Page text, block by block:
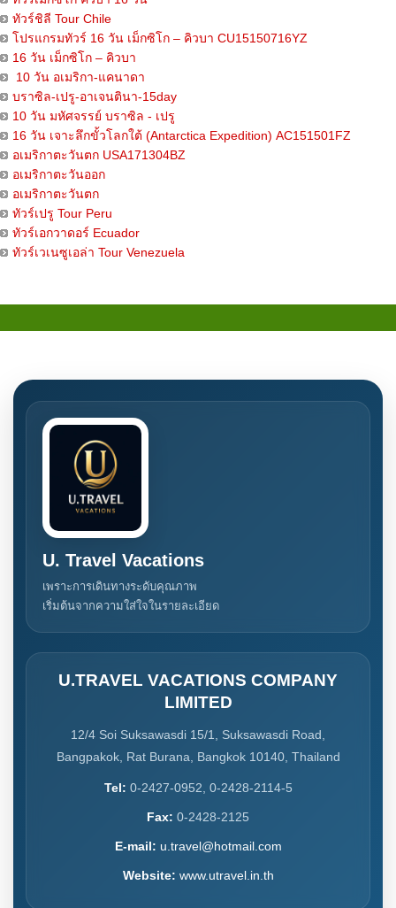
ทัวร์ชิลี Tour Chile
โปรแกรมทัวร์ 16 วัน เม็กซิโก – คิวบา CU15150716YZ
16 วัน เม็กซิโก – คิวบา
10 วัน อเมริกา-แคนาดา
บราซิล-เปรู-อาเจนตินา-15day
10 วัน มหัศจรรย์ บราซิล - เปรู
16 วัน เจาะลึกขั้วโลกใต้ (Antarctica Expedition) AC151501FZ
อเมริกาตะวันตก USA171304BZ
อเมริกาตะวันออก
อเมริกาตะวันตก
ทัวร์เปรู Tour Peru
ทัวร์เอกวาดอร์ Ecuador
ทัวร์เวเนซูเอล่า Tour Venezuela
U. Travel Vacations
เพราะการเดินทางระดับคุณภาพ
เริ่มต้นจากความใส่ใจในรายละเอียด
U.TRAVEL VACATIONS COMPANY
LIMITED
12/4 Soi Suksawasdi 15/1, Suksawasdi Road,
Bangpakok, Rat Burana, Bangkok 10140, Thailand
Tel: 0-2427-0952, 0-2428-2114-5
Fax: 0-2428-2125
E-mail: u.travel@hotmail.com
Website: www.utravel.in.th